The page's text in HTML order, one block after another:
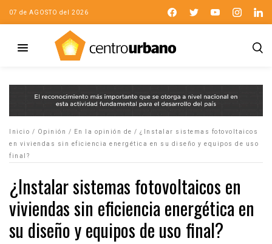
07 de AGOSTO del 2026
Inicio / Opinión / En la opinión de / ¿Instalar sistemas fotovoltaicos
en viviendas sin eficiencia energética en su diseño y equipos de uso
final?
¿Instalar sistemas fotovoltaicos en
viviendas sin eficiencia energética en
su diseño y equipos de uso final?